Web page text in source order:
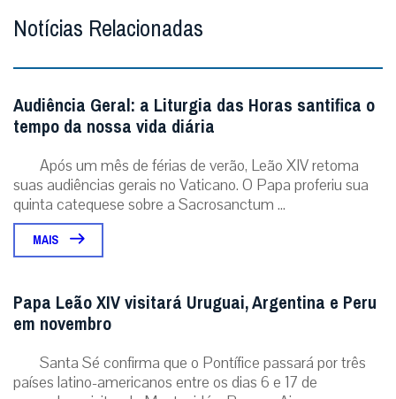
Notícias Relacionadas
Audiência Geral: a Liturgia das Horas santifica o
tempo da nossa vida diária
Após um mês de férias de verão, Leão XIV retoma
suas audiências gerais no Vaticano. O Papa proferiu sua
quinta catequese sobre a Sacrosanctum ...
MAIS
Papa Leão XIV visitará Uruguai, Argentina e Peru
em novembro
Santa Sé confirma que o Pontífice passará por três
países latino-americanos entre os dias 6 e 17 de